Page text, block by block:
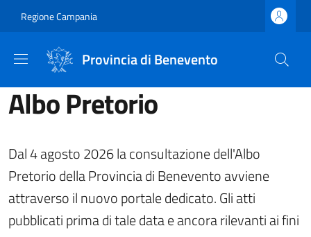
Regione Campania
Provincia di Benevento
Albo Pretorio
Dal 4 agosto 2026 la consultazione dell'Albo
Pretorio della Provincia di Benevento avviene
attraverso il nuovo portale dedicato. Gli atti
pubblicati prima di tale data e ancora rilevanti ai fini